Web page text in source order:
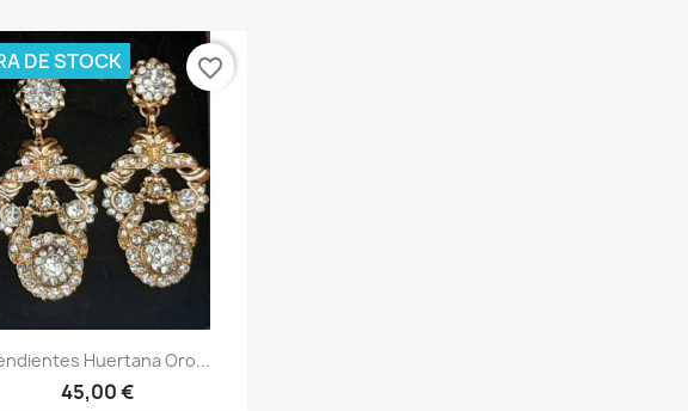
Vista rápida
Huertana Oro...
45,00 €
DE STOCK favorite_border